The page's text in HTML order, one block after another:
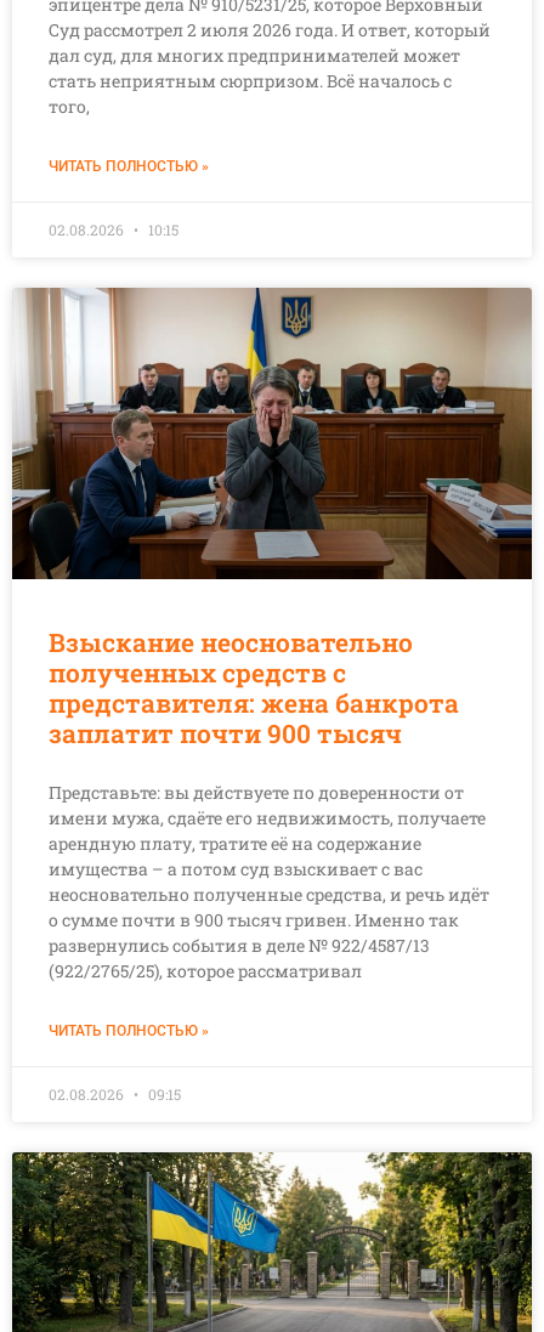
эпицентре дела № 910/5231/25, которое Верховный
Суд рассмотрел 2 июля 2026 года. И ответ, который
дал суд, для многих предпринимателей может
стать неприятным сюрпризом. Всё началось с
того,
ЧИТАТЬ ПОЛНОСТЬЮ »
02.08.2026 10:15
Взыскание неосновательно
полученных средств с
представителя: жена банкрота
заплатит почти 900 тысяч
Представьте: вы действуете по доверенности от
имени мужа, сдаёте его недвижимость, получаете
арендную плату, тратите её на содержание
имущества – а потом суд взыскивает с вас
неосновательно полученные средства, и речь идёт
о сумме почти в 900 тысяч гривен. Именно так
развернулись события в деле № 922/4587/13
(922/2765/25), которое рассматривал
ЧИТАТЬ ПОЛНОСТЬЮ »
02.08.2026 09:15